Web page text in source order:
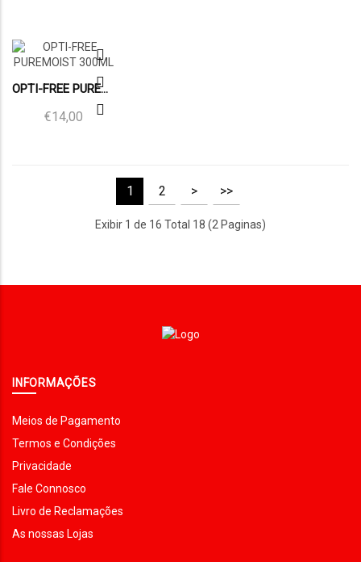
OPTI-FREE PUREMOIST 300ML
€14,00
1 2 > >>
Exibir 1 de 16 Total 18 (2 Paginas)
INFORMAÇÕES
Meios de Pagamento
Termos e Condições
Privacidade
Fale Connosco
Livro de Reclamações
As nossas Lojas